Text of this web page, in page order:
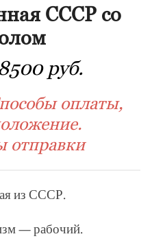
СССР со
руб.
оплаты,
отправки
из СССР.
— рабочий.